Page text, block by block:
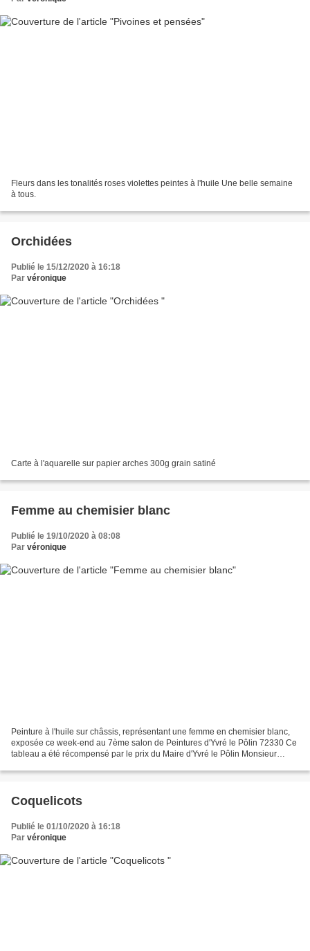
Fleurs dans les tonalités roses violettes peintes à l'huile Une belle semaine
à tous.
Orchidées
Publié le 15/12/2020 à 16:18
Par véronique
Carte à l'aquarelle sur papier arches 300g grain satiné
Femme au chemisier blanc
Publié le 19/10/2020 à 08:08
Par véronique
Peinture à l'huile sur châssis, représentant une femme en chemisier blanc,
exposée ce week-end au 7ème salon de Peintures d'Yvré le Pôlin 72330 Ce
tableau a été récompensé par le prix du Maire d'Yvré le Pôlin Monsieur
Coquelicots
Publié le 01/10/2020 à 16:18
Par véronique